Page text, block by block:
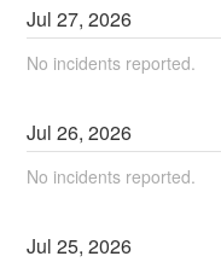
Jul27,2026
No incidents reported.
Jul26,2026
No incidents reported.
Jul25,2026